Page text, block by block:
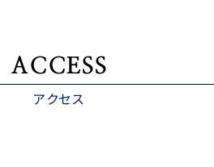
ACCESS
アクセス